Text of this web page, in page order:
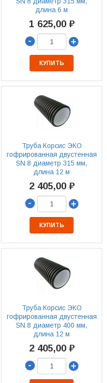
длина 6 м
1 625,00 ₽
-
+
КУПИТЬ
Труба Корсис ЭКО
гофрированная двустенная
SN 8 диаметр 315 мм,
длина 12 м
2 405,00 ₽
-
+
КУПИТЬ
Труба Корсис ЭКО
гофрированная двустенная
SN 8 диаметр 400 мм,
длина 12 м
2 405,00 ₽
-
+